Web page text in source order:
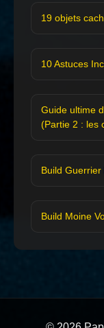
19 objets
10 Astuces
Guide ultime
(Partie 2 : les
Build
Build Moine